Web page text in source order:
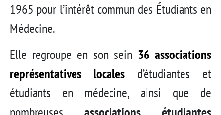
1965 pour l’intérêt commun des Étudiants en
Médecine.
Elle regroupe en son sein 36 associations
représentatives locales d’étudiantes et
étudiants en médecine, ainsi que de